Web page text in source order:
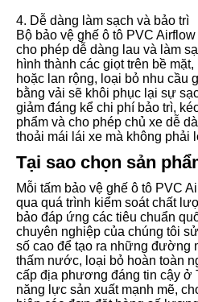
4. Dễ dàng làm sạch và bảo trì
Bộ bảo vệ ghế ô tô PVC
cho phép dễ dàng lau và làm
hình thành các giọt trên bề
hoặc lan rộng, loại bỏ nhu cầu
bằng vải sẽ khôi phục lại sự
giảm đáng kể chi phí bảo trì,
phẩm và cho phép chủ xe dễ
thoải mái lái xe mà không phải
Tại sao chọn sản
Mỗi tấm bảo vệ ghế ô tô PVC
qua quá trình kiểm soát chất
bảo đáp ứng các tiêu chuẩn
chuyên nghiệp của chúng tôi
số cao để tạo ra những đường
thấm nước, loại bỏ hoàn toàn
cấp địa phương đáng tin cậy ở
năng lực sản xuất mạnh mẽ,